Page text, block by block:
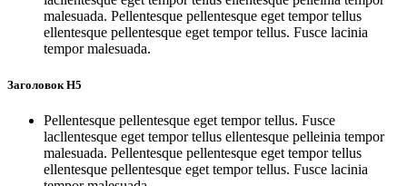
malesuada. Pellentesque pellentesque eget tempor tellus
ellentesque pellentesque eget tempor tellus. Fusce lacinia
tempor malesuada.
Заголовок H5
Pellentesque pellentesque eget tempor tellus. Fusce
lacllentesque eget tempor tellus ellentesque pelleinia tempor
malesuada. Pellentesque pellentesque eget tempor tellus
ellentesque pellentesque eget tempor tellus. Fusce lacinia